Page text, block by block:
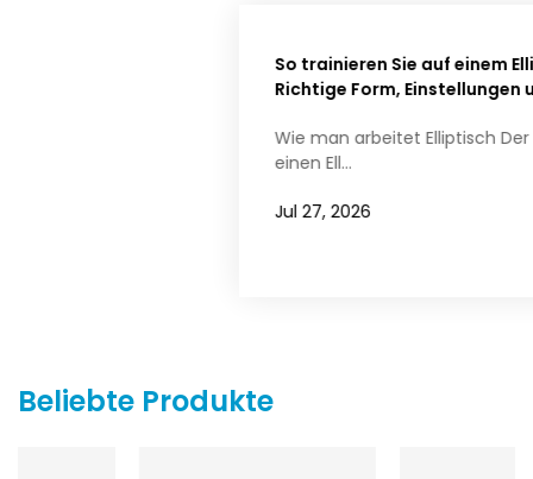
So trainieren Sie auf einem Ellipsentrainer:
Richtige Form, Einstellungen und Trainingstipps
Beliebte Produkte